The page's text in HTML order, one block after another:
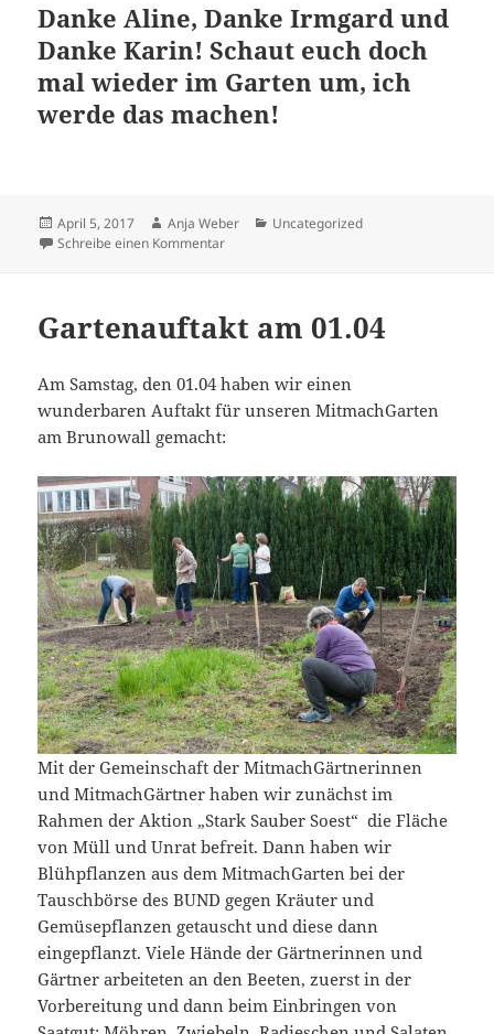
Danke Aline, Danke Irmgard und
Danke Karin! Schaut euch doch
mal wieder im Garten um, ich
werde das machen!
Veröffentlicht
am
April 5, 2017 Autor
Anja Weber Kategorien
Uncategorized
Schreibe einen Kommentarzu nächste Gemeinschaftsaktion: Kartoffel-
Gartenauftakt am 01.04
Am Samstag, den 01.04 haben wir einen
wunderbaren Auftakt für unseren MitmachGarten
am Brunowall gemacht:
Mit der Gemeinschaft der MitmachGärtnerinnen
und MitmachGärtner haben wir zunächst im
Rahmen der Aktion „Stark Sauber Soest“ die Fläche
von Müll und Unrat befreit. Dann haben wir
Blühpflanzen aus dem MitmachGarten bei der
Tauschbörse des BUND gegen Kräuter und
Gemüsepflanzen getauscht und diese dann
eingepflanzt. Viele Hände der Gärtnerinnen und
Gärtner arbeiteten an den Beeten, zuerst in der
Vorbereitung und dann beim Einbringen von